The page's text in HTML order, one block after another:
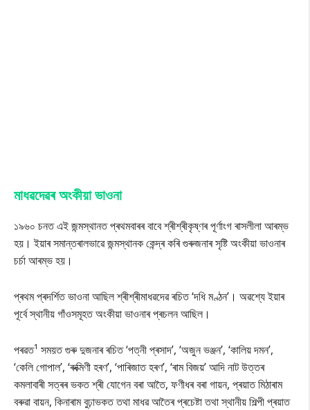
মাধৱদেৱৰ অংকীয়া ভাওনা
১৯৬০ চনত এই জন্মস্থানত প্ৰথমবাৰৰ বাবে শ্ৰীশ্ৰীকৃষ্ণৰ পূৰ্ণাংগ ৰাসলীলা আৰম্ভ
হয়। ইয়াৰ সমান্তৰালভাৱে জন্মস্থানক কেন্দ্ৰ কৰি গুৰুজনাৰ সৃষ্টি অংকীয়া ভাওনাৰ
চৰ্চা আৰম্ভ হয়।
প্ৰথম প্ৰদৰ্শিত ভাওনা আছিল শ্ৰীশ্ৰীমাধৱদেৱ ৰচিত ‘দধি মণ্ঠন’। অৱশ্যে ইয়াৰ
পূৰ্বে স্থানীয় গাঁওসমূহত অংকীয়া ভাওনাৰ প্ৰচলন আছিল।
পৰৱত¹ সময়ত গুৰু দুজনাৰ ৰচিত ‘পত্নী প্ৰসাদ’, ‘অজুন ভঞ্জন’, ‘কালিয় দমন’,
‘কেলি গোপাল’, ‘ৰুক্মিণী হৰণ’, ‘পাৰিজাত হৰণ’, ‘ৰাম বিজয়’ আদি নাট উত্তৰ
কমলাবাৰী সত্ৰৰ ভকত শ্ৰী যোগেন বৰা আতৈ, ফণীধৰ বৰা গায়ন, প্ৰয়াত মিঠাৰাম
বৰুৱা বায়ন, কিনাৰাম বুঢ়াভকত তথা মাধৱ আতৈৰ প্ৰচেষ্টা তথা স্থানীয় শিল্পী প্ৰয়াত